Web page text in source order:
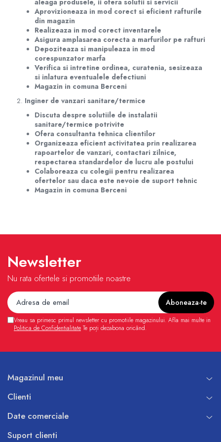
Radiatoare Otel Vogel&Noot
Radiatoare Otel Korado
Radiatoare de Baie Purmo Banga
Automatizare Termostate
Detectoare
Termostate centrala ambient
Detectoare de gaz si electrovalve
Detectoare de inundatie
Automatizari centrala termica
Stabilizatoare de tensiune
Panouri solare apa calda
Accesorii panouri solare apa calda
Kituri panouri solare apa calda
Panouri solare nepresurizate
Automatizari panouri solare
Teava flexibila inox si fitinguri panouri
Pompe de caldura
aleaga produsele, ii ofera solutii si servicii
Aprovizioneaza in mod corect si eficient rafturile
din magazin
Realizeaza in mod corect inventarele
Asigura amplasarea corecta a marfurilor pe rafturi
Depoziteaza si manipuleaza in mod
corespunzator marfa
Verifica si intretine ordinea, curatenia, sesizeaza
si inlatura eventualele defectiuni
Magazin in comuna Berceni
Inginer de vanzari sanitare/termice
Discuta despre solutiile de instalatii
sanitare/termice potrivite
Ofera consultanta tehnica clientilor
Organizeaza eficient activitatea prin realizarea
rapoartelor de vanzari, contactari zilnice,
respectarea standardelor de lucru ale postului
Colaboreaza cu colegii pentru realizarea
ofertelor sau daca este nevoie de suport tehnic
Magazin in comuna Berceni
Newsletter
Nu rata ofertele si promotiile noastre
Vreau sa primesc primul newsletter cu promotiile magazinului. Afla mai multe in
Politica de Confidentialitate Te poți dezabona oricând.
Magazinul meu
Clienti
Date comerciale
Suport clienti